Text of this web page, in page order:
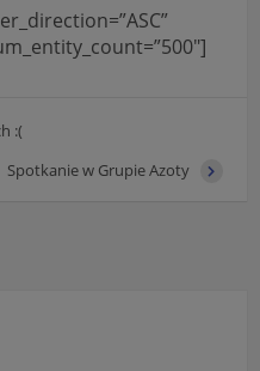
:(
Spotkanie w Grupie Azoty